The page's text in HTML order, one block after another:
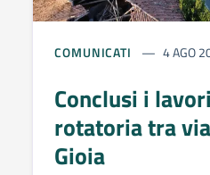
COMUNICATI 4 AGO
Conclusi i
rotatoria tra
Gioia